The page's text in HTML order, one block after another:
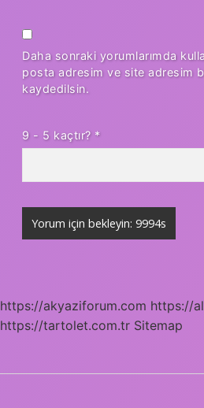
Daha sonraki yorumlarımda
posta adresim ve site adresim
kaydedilsin.
9 - 5 kaçtır? *
https://akyaziforum.com https://
https://tartolet.com.tr Sitemap